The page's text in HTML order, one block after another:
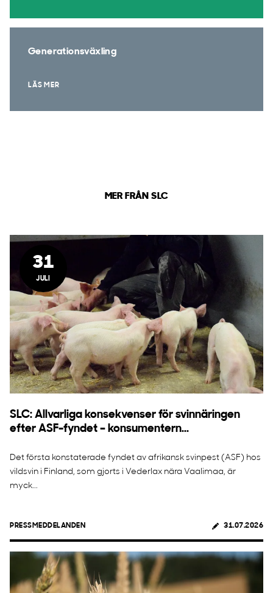
Generationsväxling
LÄS MER
MER FRÅN SLC
31
JULI
SLC: Allvarliga konsekvenser för svinnäringen
efter ASF-fyndet – konsumentern...
Det första konstaterade fyndet av afrikansk svinpest (ASF) hos
vildsvin i Finland, som gjorts i Vederlax nära Vaalimaa, är
myck...
PRESSMEDDELANDEN 31.07.2026